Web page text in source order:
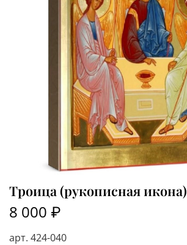
арт. 424-040
Троица (рукописная икона)
8 000 ₽